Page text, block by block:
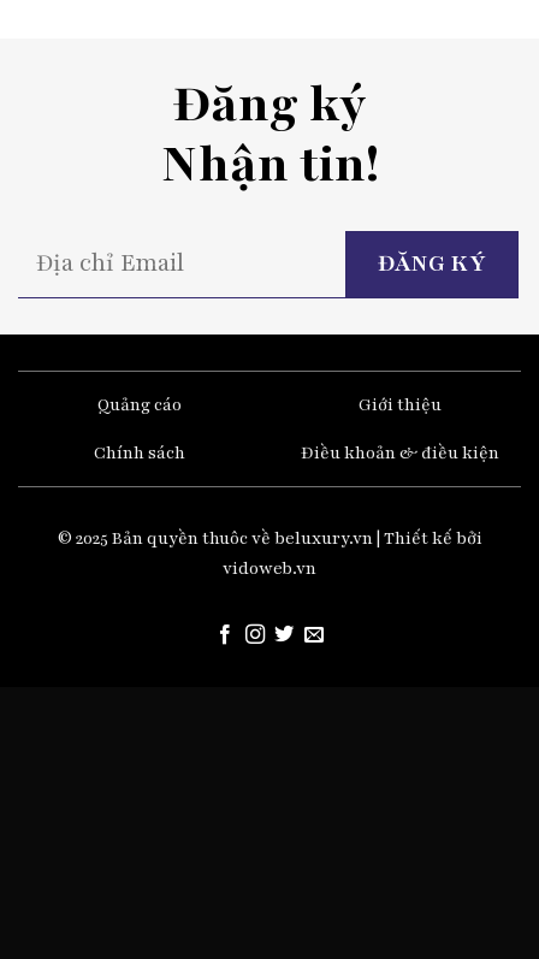
Đăng ký
Nhận tin!
Quảng cáo Giới thiệu
Chính sách Điều khoản & điều kiện
© 2025 Bản quyền thuôc về beluxury.vn | Thiết kế bởi
vidoweb.vn